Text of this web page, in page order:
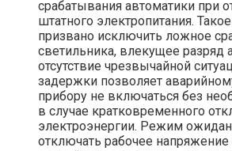
срабатывания автоматики при
штатного электропитания.
призвано исключить ложное
светильника, влекущее разряд
отсутствие чрезвычайной
задержки позволяет
прибору не включаться без
в случае кратковременного
электроэнергии. Режим
отключать рабочее